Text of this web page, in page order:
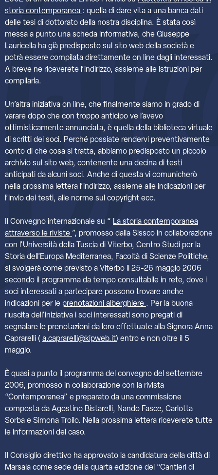
storia contemporanea : quella di dare vita a una banca dati
delle tesi di dottorato della nostra disciplina. È stata così
messa a punto una scheda informativa, che Giuseppe
Lauricella ha già predisposto sul sito web della società e
potrà essere compilata direttamente on line dagli interessati.
A breve ne riceverete l’indirizzo, assieme alle istruzioni per
compilarla.
Un’altra iniziativa on line, che finalmente siamo in grado di
varare dopo che con troppo anticipo ve l’avevo
ottimisticamente annunciata, è quella della biblioteca virtuale
di scritti dei soci. Perché possiate rendervi preventivamente
conto di che cosa si tratta, abbiamo predisposto un piccolo
archivio sul sito web, contenente una decina di testi
anticipati da alcuni soci. Anche di questa vi comunicherò
nella prossima lettera l’indirizzo, assieme alle indicazioni per
l’invio dei testi, alle norme sul copyright ecc.
Il Convegno internazionale su “ La storia contemporanea
attraverso le riviste ”, promosso dalla Sissco in collaborazione
con l’Università della Tuscia di Viterbo, Centro Studi per la
Storia dell’Europa Mediterranea, Facoltà di Scienze Politiche,
si svolgerà come previsto a Viterbo il 25-26 maggio 2006
secondo il programma da tempo consultabile in rete, dove i
soci interessati a partecipare possono trovare anche
indicazioni per le prenotazioni alberghiere . Per la buona
riuscita dell’iniziativa i soci interessati sono pregati di
segnalare le prenotazioni da loro effettuate alla Signora Anna
Caprarelli ( a.caprarelli@kipweb.it) entro e non oltre il 5
maggio.
È quasi a punto il programma del convegno del settembre
2006, promosso in collaborazione con la rivista
“Contemporanea” e preparato da una commissione
composta da Agostino Bistarelli, Nando Fasce, Carlotta
Sorba e Simona Troilo. Nella prossima lettera riceverete tutte
le informazioni del caso.
Il Consiglio direttivo ha approvato la candidatura della città di
Marsala come sede della quarta edizione dei “Cantieri di